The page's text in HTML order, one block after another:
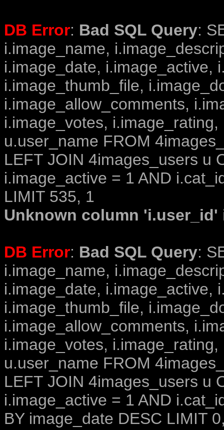
DB Error: Bad SQL Query:
i.image_name,
i.image_date, i.image_active,
i.image_thumb_file,
i.image_allow_comments,
i.image_votes,
u.user_name FROM
LEFT JOIN 4images_users u
i.image_active = 1 AND
LIMIT 535, 1
Unknown column
DB Error: Bad SQL Query:
i.image_name,
i.image_date, i.image_active,
i.image_thumb_file,
i.image_allow_comments,
i.image_votes,
u.user_name FROM
LEFT JOIN 4images_users u
i.image_active = 1 AND
BY image_date DESC LIMIT